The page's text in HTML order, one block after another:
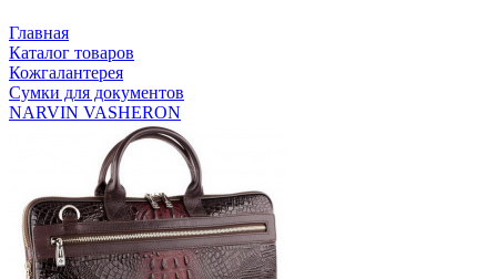
Главная
Каталог товаров
Кожгалантерея
Сумки для документов
NARVIN VASHERON